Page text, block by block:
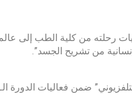
رحلته من كلية الطب إلى عالم
من تشريح الجسد”.